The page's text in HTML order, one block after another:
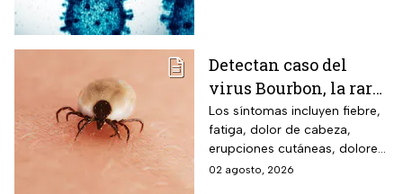
Detectan caso del
virus Bourbon, la rara
enfermedad
transmitida por
garrapatas que no
tiene cura ni vacuna
Los síntomas incluyen fiebre,
fatiga, dolor de cabeza,
erupciones cutáneas, dolores
musculares, náuseas y
02 agosto, 2026